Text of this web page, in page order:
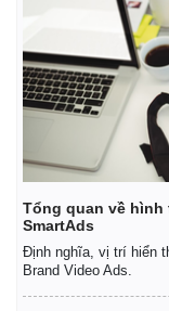
Thế giới
Quan sát
Cuộc sống đó đây
Hồ sơ
Tổng quan về hình
SmartAds
Định nghĩa, vị trí hiển
Brand Video Ads.